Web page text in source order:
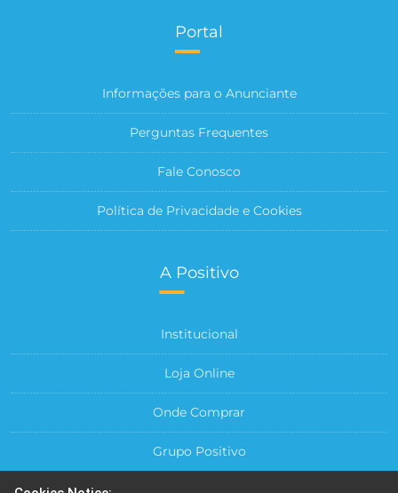
Portal
Informações para o Anunciante
Perguntas Frequentes
Fale Conosco
Política de Privacidade e Cookies
A Positivo
Institucional
Loja Online
Onde Comprar
Grupo Positivo